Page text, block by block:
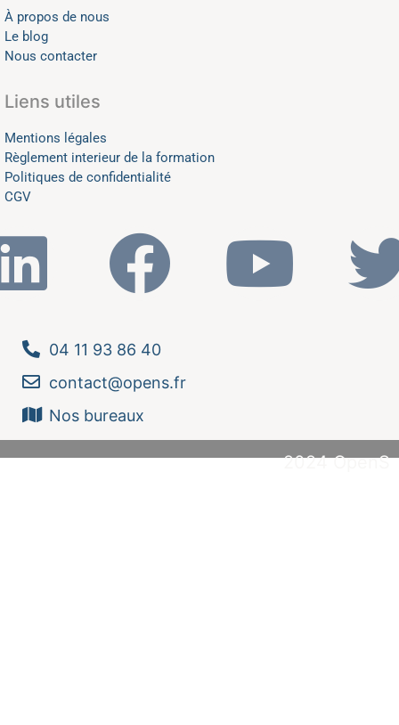
À propos de nous
Le blog
Nous contacter
Liens utiles
Mentions légales
Règlement interieur de la formation
Politiques de confidentialité
CGV
04 11 93 86 40
contact@opens.fr
Nos bureaux
2024 OpenS